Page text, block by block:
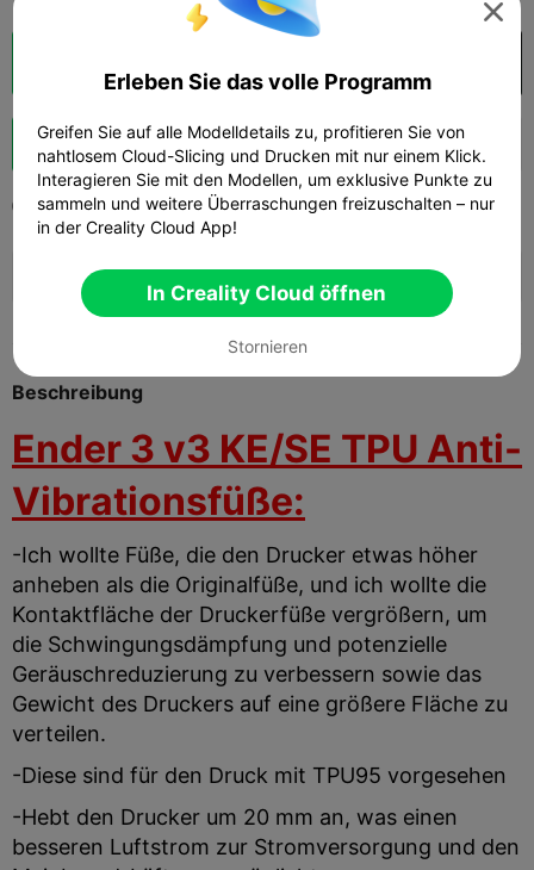
Schub 159 193  10
 2025-07-15 48416
🚀 SPARKX i7 Series — Now Only $229
(26% OFF) >> Shop Now
Beschreibung
Ender 3 v3 KE/SE TPU Anti-
Vibrationsfüße:
-Ich wollte Füße, die den Drucker etwas höher
anheben als die Originalfüße, und ich wollte die
Kontaktfläche der Druckerfüße vergrößern, um
die Schwingungsdämpfung und potenzielle
Geräuschreduzierung zu verbessern sowie das
Gewicht des Druckers auf eine größere Fläche zu
verteilen.
-Diese sind für den Druck mit TPU95 vorgesehen
-Hebt den Drucker um 20 mm an, was einen
besseren Luftstrom zur Stromversorgung und den

Erleben Sie das volle Programm
Greifen Sie auf alle Modelldetails zu, profitieren Sie von
nahtlosem Cloud-Slicing und Drucken mit nur einem Klick.
Interagieren Sie mit den Modellen, um exklusive Punkte zu
sammeln und weitere Überraschungen freizuschalten – nur
in der Creality Cloud App!
In Creality Cloud öffnen
Stornieren